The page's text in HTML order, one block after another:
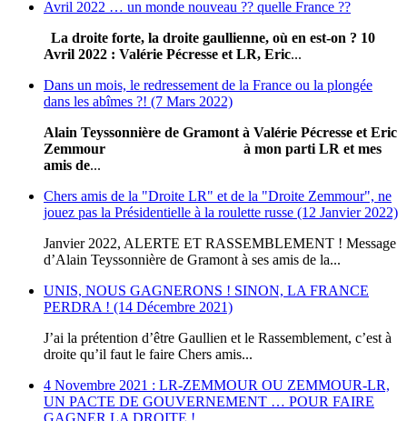
Avril 2022 … un monde nouveau ?? quelle France ??
La droite forte, la droite gaullienne, où en est-on ? 10
Avril 2022 : Valérie Pécresse et LR, Eric...
Dans un mois, le redressement de la France ou la plongée
dans les abîmes ?! (7 Mars 2022)
Alain Teyssonnière de Gramont à Valérie Pécresse et Eric
Zemmour
à mon parti LR et mes
amis de...
Chers amis de la "Droite LR" et de la "Droite Zemmour", ne
jouez pas la Présidentielle à la roulette russe (12 Janvier 2022)
Janvier 2022, ALERTE ET RASSEMBLEMENT ! Message
d’Alain Teyssonnière de Gramont à ses amis de la...
UNIS, NOUS GAGNERONS ! SINON, LA FRANCE
PERDRA ! (14 Décembre 2021)
J’ai la prétention d’être Gaullien et le Rassemblement, c’est à
droite qu’il faut le faire Chers amis...
4 Novembre 2021 : LR-ZEMMOUR OU ZEMMOUR-LR,
UN PACTE DE GOUVERNEMENT … POUR FAIRE
GAGNER LA DROITE !